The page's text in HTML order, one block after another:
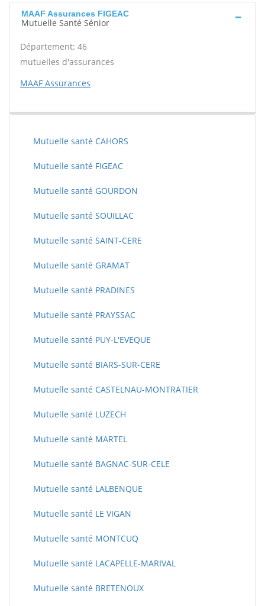
MAAF Assurances FIGEAC
Mutuelle Santé Sénior
Département: 46
mutuelles d'assurances
MAAF Assurances
Mutuelle santé CAHORS
Mutuelle santé FIGEAC
Mutuelle santé GOURDON
Mutuelle santé SOUILLAC
Mutuelle santé SAINT-CERE
Mutuelle santé GRAMAT
Mutuelle santé PRADINES
Mutuelle santé PRAYSSAC
Mutuelle santé PUY-L'EVEQUE
Mutuelle santé BIARS-SUR-CERE
Mutuelle santé CASTELNAU-MONTRATIER
Mutuelle santé LUZECH
Mutuelle santé MARTEL
Mutuelle santé BAGNAC-SUR-CELE
Mutuelle santé LALBENQUE
Mutuelle santé LE VIGAN
Mutuelle santé MONTCUQ
Mutuelle santé LACAPELLE-MARIVAL
Mutuelle santé BRETENOUX